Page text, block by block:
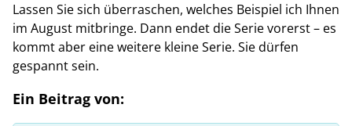
Lassen Sie sich überraschen, welches Beispiel ich Ihnen
im August mitbringe. Dann endet die Serie vorerst – es
kommt aber eine weitere kleine Serie. Sie dürfen
gespannt sein.
Ein Beitrag von: